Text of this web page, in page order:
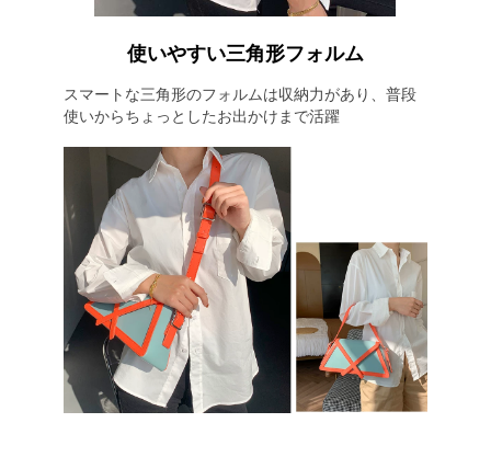
使いやすい三角形フォルム
スマートな三角形のフォルムは収納力があり、普段
使いからちょっとしたお出かけまで活躍